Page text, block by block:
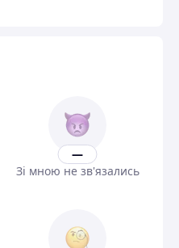
—
Зі мною не зв'язались